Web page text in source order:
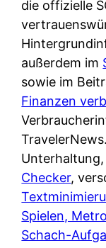
B
a
n
k
k
a
r
t
e
n
M
I
R
k
o
s
t
e
n
l
o
s
u
n
d
w
i
r
m
a
a
m
p
r
i
v
a
t
e
die offizielle
außerdem im
sowie im
Finanzen
Checker,
Spielen,
Schach-